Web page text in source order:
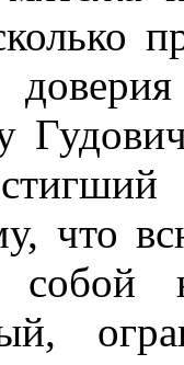
что